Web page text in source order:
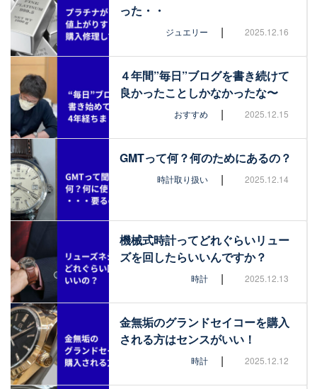
った・・
ジュエリー | 2025.12.16
４年間”毎日”ブログを書き続けて
良かったことしかなかったな〜
おすすめ | 2025.12.15
GMTって何？何のためにあるの？
時計取り扱い | 2025.12.14
機械式時計ってどれぐらいリュー
ズを回したらいいんですか？
時計 | 2025.12.13
金無垢のグランドセイコーを購入
される方はセンスがいい！
時計 | 2025.12.12